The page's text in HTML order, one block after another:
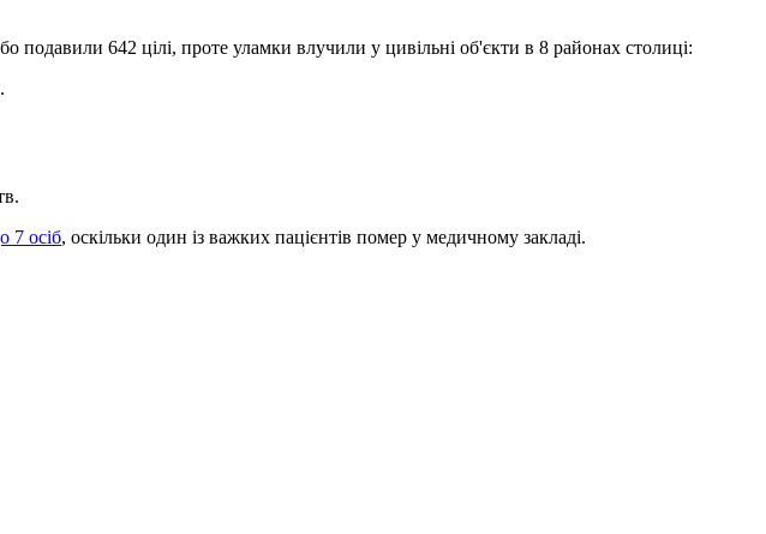
642 цілі, проте уламки влучили у цивільні об'єкти в 8 районах столиці:
7 осіб, оскільки один із важких пацієнтів помер у медичному закладі.